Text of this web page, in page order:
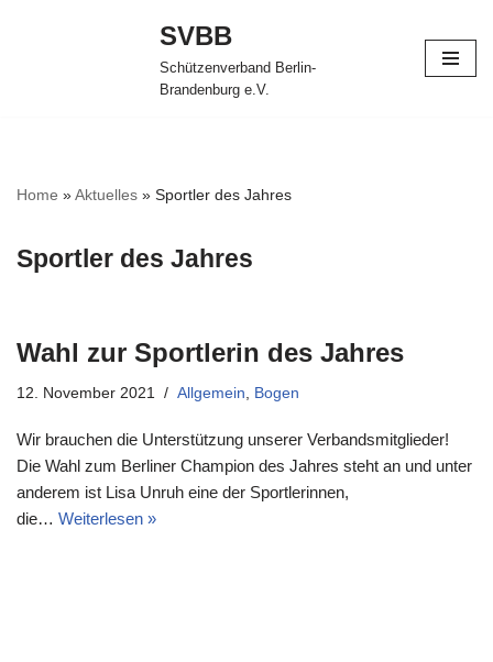
SVBB
Schützenverband Berlin-
Brandenburg e.V.
Home »Aktuelles » Sportler des Jahres
Sportler des Jahres
Wahl zur Sportlerin des Jahres
12. November 2021 Allgemein, Bogen
Wir brauchen die Unterstützung unserer Verbandsmitglieder!
Die Wahl zum Berliner Champion des Jahres steht an und unter
anderem ist Lisa Unruh eine der Sportlerinnen,
die… Weiterlesen »